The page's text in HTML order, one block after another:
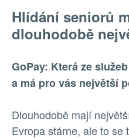
Hlídání seniorů
dlouhodobě
GoPay: Která ze
a má pro vás největší
Dlouhodobě mají
Evropa stárne, ale to se